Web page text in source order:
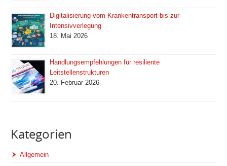
Digitalisierung vom Krankentransport bis zur
Intensivverlegung
18. Mai 2026
Handlungsempfehlungen für resiliente
Leitstellenstrukturen
20. Februar 2026
Kategorien
Allgemein